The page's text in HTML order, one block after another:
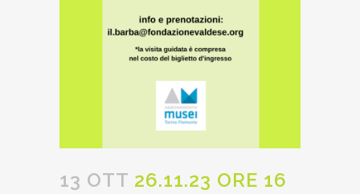
13 OTT 26.11.23 ORE 16